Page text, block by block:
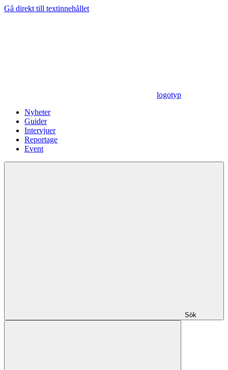
Gå direkt till textinnehållet
logotyp
Nyheter
Guider
Intervjuer
Reportage
Event
Sök